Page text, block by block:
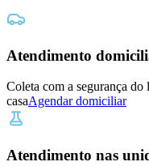
Atendimento
Coleta com a segurança
casaAgendar domiciliar
Atendimento nas